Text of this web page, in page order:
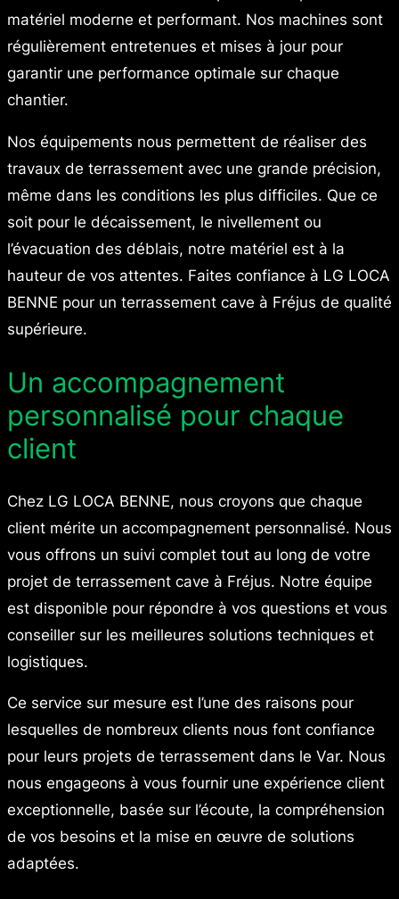
matériel moderne et performant. Nos machines sont
régulièrement entretenues et mises à jour pour
garantir une performance optimale sur chaque
chantier.
Nos équipements nous permettent de réaliser des
travaux de terrassement avec une grande précision,
même dans les conditions les plus difficiles. Que ce
soit pour le décaissement, le nivellement ou
l’évacuation des déblais, notre matériel est à la
hauteur de vos attentes. Faites confiance à LG LOCA
BENNE pour un terrassement cave à Fréjus de qualité
supérieure.
Un accompagnement
personnalisé pour chaque
client
Chez LG LOCA BENNE, nous croyons que chaque
client mérite un accompagnement personnalisé. Nous
vous offrons un suivi complet tout au long de votre
projet de terrassement cave à Fréjus. Notre équipe
est disponible pour répondre à vos questions et vous
conseiller sur les meilleures solutions techniques et
logistiques.
Ce service sur mesure est l’une des raisons pour
lesquelles de nombreux clients nous font confiance
pour leurs projets de terrassement dans le Var. Nous
nous engageons à vous fournir une expérience client
exceptionnelle, basée sur l’écoute, la compréhension
de vos besoins et la mise en œuvre de solutions
adaptées.